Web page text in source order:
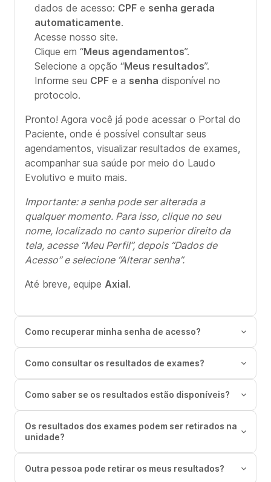
dados de acesso: CPF e senha gerada
automaticamente.
Acesse nosso site.
Clique em “Meus agendamentos”.
Selecione a opção “Meus resultados”.
Informe seu CPF e a senha disponível no
protocolo.
Pronto! Agora você já pode acessar o Portal do
Paciente, onde é possível consultar seus
agendamentos, visualizar resultados de exames,
acompanhar sua saúde por meio do Laudo
Evolutivo e muito mais.
Importante: a senha pode ser alterada a
qualquer momento. Para isso, clique no seu
nome, localizado no canto superior direito da
tela, acesse “Meu Perfil”, depois “Dados de
Acesso” e selecione “Alterar senha”.
Até breve, equipe Axial.
Como recuperar minha senha de acesso?
Como consultar os resultados de exames?
Como saber se os resultados estão disponíveis?
Os resultados dos exames podem ser retirados na
unidade?
Outra pessoa pode retirar os meus resultados?